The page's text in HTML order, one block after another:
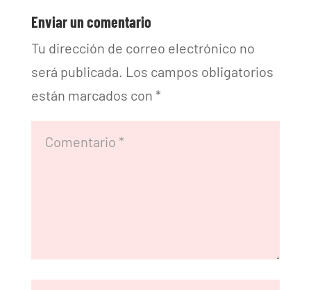
Enviar un comentario
Tu dirección de correo electrónico no
será publicada. Los campos obligatorios
están marcados con *